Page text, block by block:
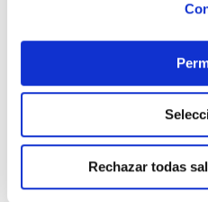
Rechazar todas